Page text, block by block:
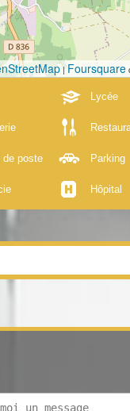
|Foursquare
Lycée
de poste Parking
Hôpital